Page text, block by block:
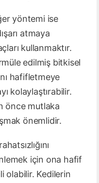
yöntemi ise
atmaya
kullanmaktır.
edilmiş bitkisel
hafifletmeye
kolaylaştırabilir.
önce mutlaka
önemlidir.
için ona hafif
olabilir. Kedilerin